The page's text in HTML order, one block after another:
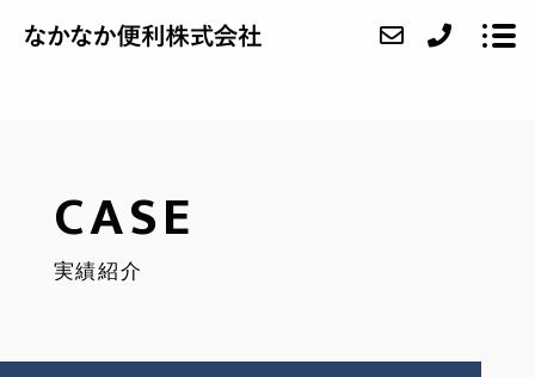
CASE
実績紹介